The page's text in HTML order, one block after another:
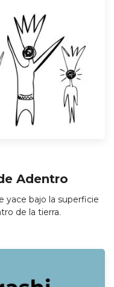
Adentro
yace bajo la superficie
de la tierra.